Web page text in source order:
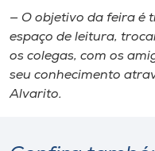
— O objetivo da feira é
espaço de leitura,
os colegas, com os
seu conhecimento
Alvarito.